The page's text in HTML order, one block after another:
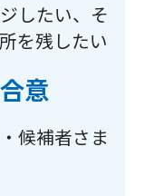
したい、そ
を残したい
意
候補者さま